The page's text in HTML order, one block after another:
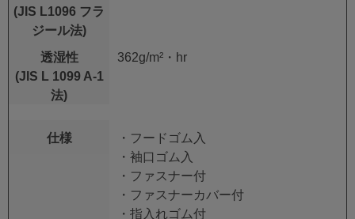
(JIS L1096 フラ
ジール法)
透湿性
(JIS L 1099 A-1
法)
362g/m²・hr
仕様
・フードゴム入
・袖口ゴム入
・ファスナー付
・ファスナーカバー付
・指入れゴム付